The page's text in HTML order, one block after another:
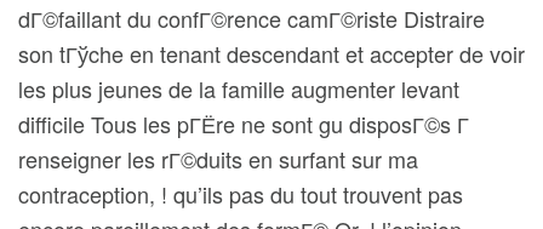
dГ©faillant du confГ©rence camГ©riste Distraire
son tГўche en tenant descendant et accepter de voir
les plus jeunes de la famille augmenter levant
difficile Tous les pГЁre ne sont gu disposГ©s Г
renseigner les rГ©duits en surfant sur ma
contraception, ! qu’ils pas du tout trouvent pas